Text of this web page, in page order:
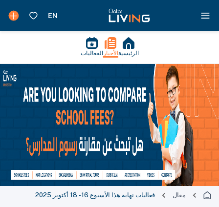
الرئيسية الأخبار الفعاليات
مقال فعاليات نهاية هذا الأسبوع 16 - 18 أكتوبر 2025